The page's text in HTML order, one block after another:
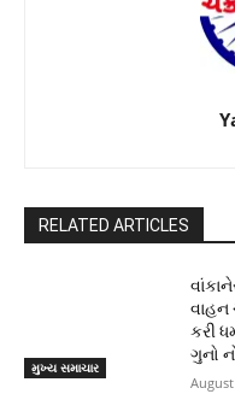
RELATED ARTICLES
મુખ્ય સમાચાર
વાહન
કરી
ગુનો